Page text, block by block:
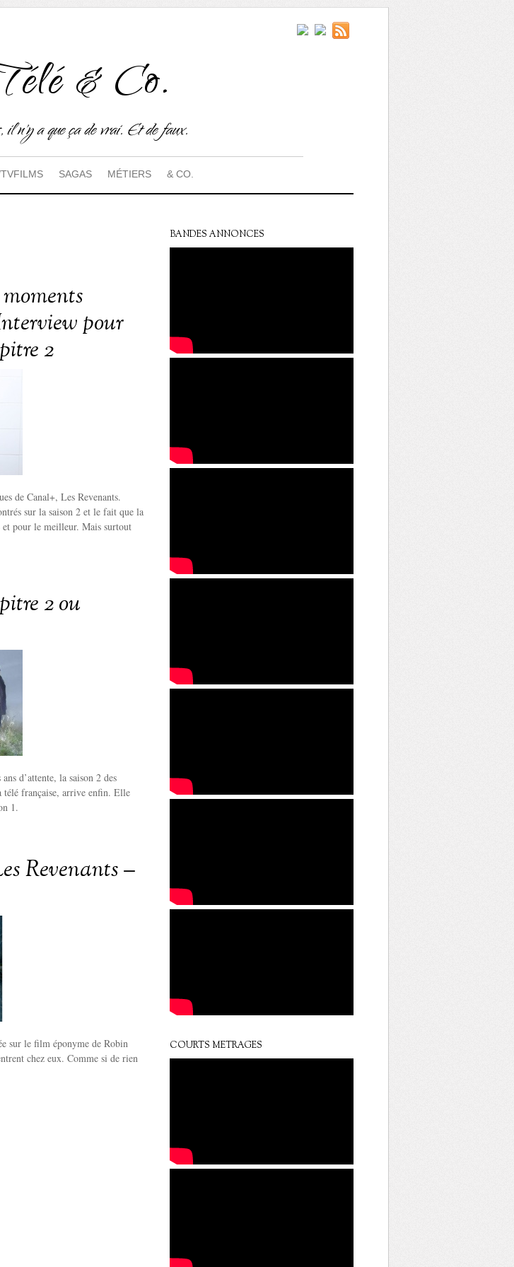
& Co.
il n'y a que ça de vrai. Et de faux.
SAGAS MÉTIERS & CO.
pour
2
de Canal+, Les Revenants.
sur la saison 2 et le fait que la
pour le meilleur. Mais surtout
2 ou
d’attente, la saison 2 des
télé française, arrive enfin. Elle
1.
Revenants –
sur le film éponyme de Robin
chez eux. Comme si de rien
BANDES ANNONCES
COURTS METRAGES